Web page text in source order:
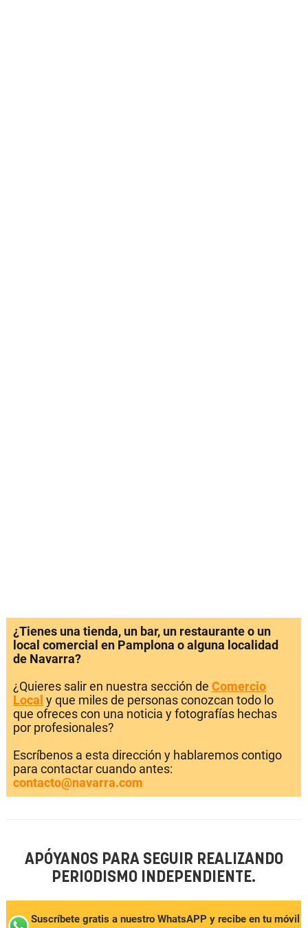
¿Tienes una tienda, un bar, un restaurante o un
local comercial en Pamplona o alguna localidad
de Navarra?
¿Quieres salir en nuestra sección de Comercio
Local y que miles de personas conozcan todo lo
que ofreces con una noticia y fotografías hechas
por profesionales?
Escríbenos a esta dirección y hablaremos contigo
para contactar cuando antes:
contacto@navarra.com
APÓYANOS PARA SEGUIR REALIZANDO
PERIODISMO INDEPENDIENTE.
Suscríbete gratis a nuestro WhatsAPP y recibe en tu móvil